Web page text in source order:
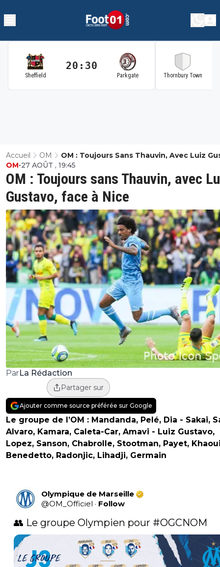
Sheffield
20:30
Parkgate Thornbury Town
Accueil OM
OM : Toujours Sans Thauvin, Avec Luiz
Face À Nice
OM : Toujours sans Thauvin, avec
Gustavo, face à Nice
OM•27 AOÛT , 19:45
ParLa Rédaction
Partager sur
Ajouter comme source préférée sur Google
Le groupe de l’OM : Mandanda, Pelé, Dia - Sakai,
Alvaro, Kamara, Caleta-Car, Amavi - Luiz Gustavo,
Lopez, Sanson, Chabrolle, Stootman, Payet,
Benedetto, Radonjic, Lihadji, Germain
Olympique de Marseille
@OM_Officiel · Follow
👥 Le groupe Olympien pour #OGCNOM